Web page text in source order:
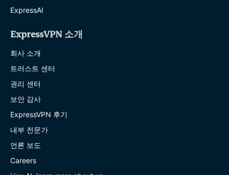
ExpressAI
ExpressVPN 소개
회사 소개
트러스트 센터
권리 센터
보안 감사
ExpressVPN 후기
내부 전문가
언론 보도
Careers